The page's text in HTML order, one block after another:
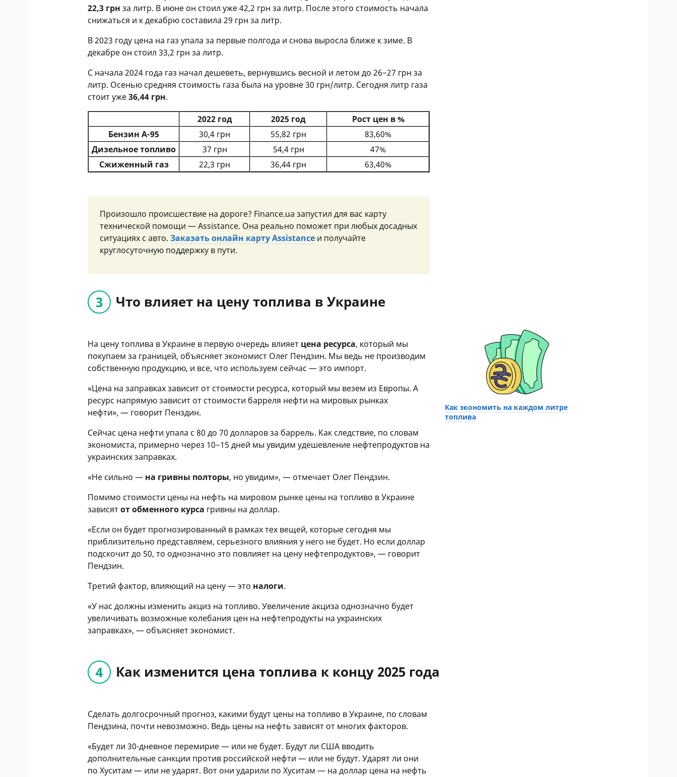
22,3 грн за литр. В июне он стоил уже 42,2 грн за литр. После этого стоимость начала
снижаться и к декабрю составила 29 грн за литр.
В 2023 году цена на газ упала за первые полгода и снова выросла ближе к зиме. В
декабре он стоил 33,2 грн за литр.
С начала 2024 года газ начал дешеветь, вернувшись весной и летом до 26−27 грн за
литр. Осенью средняя стоимость газа была на уровне 30 грн/литр. Сегодня литр газа
стоит уже36,44 грн.
2022 год
2025 год
Рост цен в %
Бензин А-95
30,4 грн 55,82 грн
83,60%
Дизельное топливо
37 грн 54,4 грн
47%
Сжиженный газ
22,3 грн 36,44 грн 63,40%
Произошло происшествие на дороге? Finance.ua запустил для вас карту
технической помощи — Assistance. Она реально поможет при любых досадных
ситуациях с авто.Заказать онлайн карту Assistance и получайте
круглосуточную поддержку в пути.
Что влияет на цену топлива в Украине
На цену топлива в Украине в первую очередь влияет цена ресурса, который мы
покупаем за границей, объясняет экономист Олег Пендзин. Мы ведь не производим
собственную продукцию, и все, что используем сейчас — это импорт.
«Цена на заправках зависит от стоимости ресурса, который мы везем из Европы. А
ресурс напрямую зависит от стоимости барреля нефти на мировых рынках
нефти», — говорит Пенздин.
Сейчас цена нефти упала с 80 до 70 долларов за баррель. Как следствие, по словам
экономиста, примерно через 10−15 дней мы увидим удешевление нефтепродуктов на
украинских заправках.
«Не сильно — на гривны полторы, но увидим», — отмечает Олег Пендзин.
Помимо стоимости цены на нефть на мировом рынке цены на топливо в Украине
зависятот обменного курса гривны на доллар.
«Если он будет прогнозированный в рамках тех вещей, которые сегодня мы
приблизительно представляем, серьезного влияния у него не будет. Но если доллар
подскочит до 50, то однозначно это повлияет на цену нефтепродуктов», — говорит
Пендзин.
Третий фактор, влияющий на цену — это налоги.
«У нас должны изменить акциз на топливо. Увеличение акциза однозначно будет
увеличивать возможные колебания цен на нефтепродукты на украинских
заправках», — объясняет экономист.
Как экономить на каждом литре
топлива
Как изменится цена топлива к концу 2025 года
Сделать долгосрочный прогноз, какими будут цены на топливо в Украине, по словам
Пендзина, почти невозможно. Ведь цены на нефть зависят от многих факторов.
«Будет ли 30-дневное перемирие — или не будет. Будут ли США вводить
дополнительные санкции против российской нефти — или не будут. Ударят ли они
по Хуситам — или не ударят. Вот они ударили по Хуситам — на доллар цена на нефть